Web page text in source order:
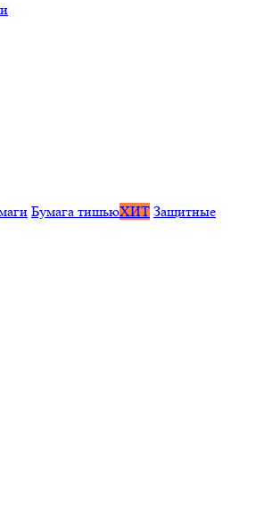
Бумага тишьюХИТ Защитные